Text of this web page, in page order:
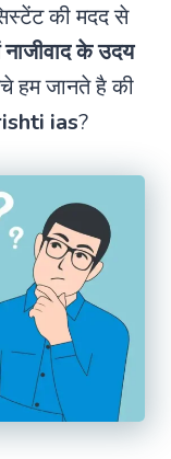
की मदद से
के उदय
हम जानते है की
ias?